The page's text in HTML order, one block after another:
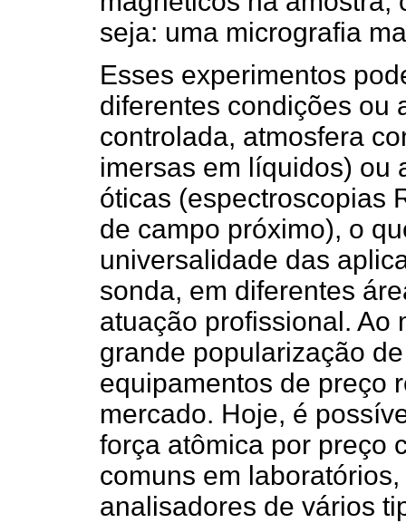
seja: uma micrografia
Esses experimentos
diferentes condições ou
controlada, atmosfera
imersas em líquidos) ou
óticas (espectroscopias
de campo próximo), o
universalidade das
sonda, em diferentes
atuação profissional. Ao
grande popularização
equipamentos de preço
mercado. Hoje, é
força atômica por preço
comuns em
analisadores de vários